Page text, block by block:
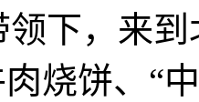
领下，来
烧饼、“